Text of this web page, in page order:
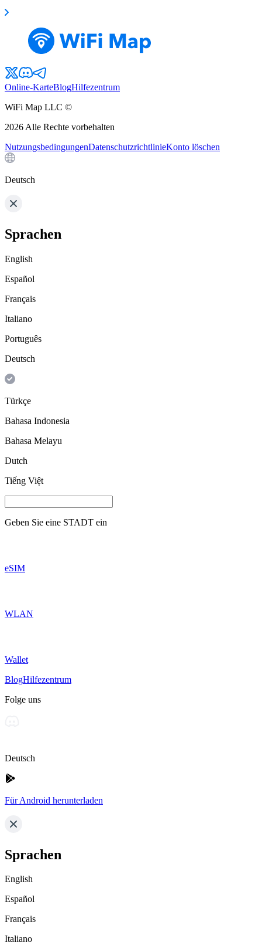
Online-KarteBlogHilfezentrum
WiFi Map LLC ©
2026 Alle Rechte vorbehalten
NutzungsbedingungenDatenschutzrichtlinieKonto löschen
Deutsch
Sprachen
English
Español
Français
Italiano
Português
Deutsch
Türkçe
Bahasa Indonesia
Bahasa Melayu
Dutch
Tiếng Việt
Geben Sie eine STADT ein
eSIM
WLAN
Wallet
BlogHilfezentrum
Folge uns
Deutsch
Für Android herunterladen
Sprachen
English
Español
Français
Italiano